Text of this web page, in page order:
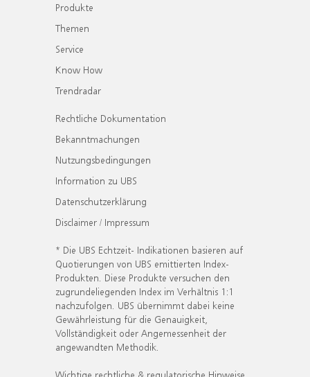
Produkte
Themen
Service
Know How
Trendradar
Rechtliche Dokumentation
Bekanntmachungen
Nutzungsbedingungen
Information zu UBS
Datenschutzerklärung
Disclaimer / Impressum
* Die UBS Echtzeit- Indikationen basieren auf
Quotierungen von UBS emittierten Index-
Produkten. Diese Produkte versuchen den
zugrundeliegenden Index im Verhältnis 1:1
nachzufolgen. UBS übernimmt dabei keine
Gewährleistung für die Genauigkeit,
Vollständigkeit oder Angemessenheit der
angewandten Methodik.